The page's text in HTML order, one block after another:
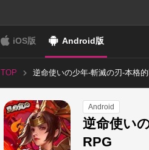
iOS版 Android版
TOP 逆命使いの少年-斬滅の刃-本格
Android
逆命使い
RPG